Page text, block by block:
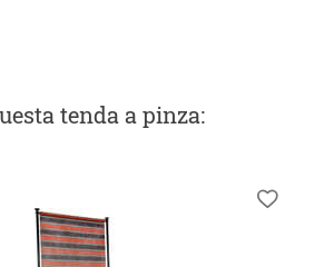
tenda a pinza: